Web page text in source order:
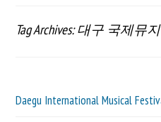
Tag Archives: 대구 국제뮤
Daegu International Musical